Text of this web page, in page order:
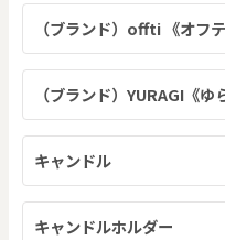
（ブランド）offti 《オフテ
（ブランド）YURAGI《ゆ
キャンドル
キャンドルホルダー